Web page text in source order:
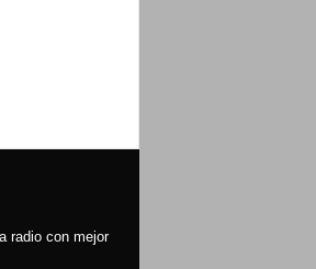
radio con mejor